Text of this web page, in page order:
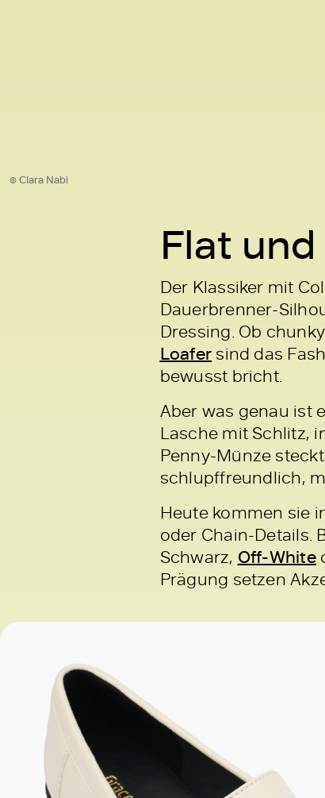
© Clara Nabi
Flat
Der Klassiker mit
Dauerbrenner-
Dressing. Ob
Loafer sind das
bewusst bricht.
Aber was genau ist
Lasche mit Schlitz,
Penny-Münze
schlupffreundlich,
Heute kommen sie
oder Chain-Details.
Schwarz, Off-White
Prägung setzen